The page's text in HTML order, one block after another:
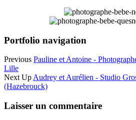
Portfolio navigation
Previous Pauline et Antoine -
Lille
Next Up Audrey et Aurélien - Studio
(Hazebrouck)
Laisser un commentaire